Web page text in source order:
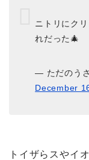
ニトリにク
れだった🎄
— ただのう
December
トイザらスやイ